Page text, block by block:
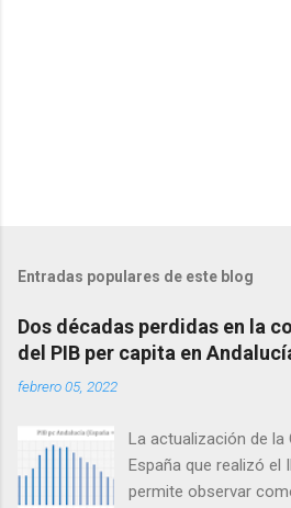
l
a
r
n
o
m
Entradas populares de este blog
Dos décadas perdidas en la
del PIB per capita en
febrero 05, 2022
La actualización de la
España que realizó el
permite observar